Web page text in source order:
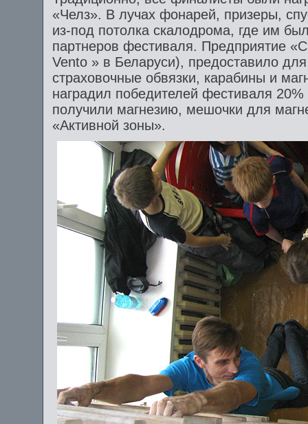
«Челз». В лучах фонарей, призеры,
из-под потолка скалодрома, где им
партнеров фестиваля. Предприятие
Vento » в Беларуси), предоставило
страховочные обвязки, карабины и
наградил победителей фестиваля
получили магнезию, мешочки для
«Активной зоны».